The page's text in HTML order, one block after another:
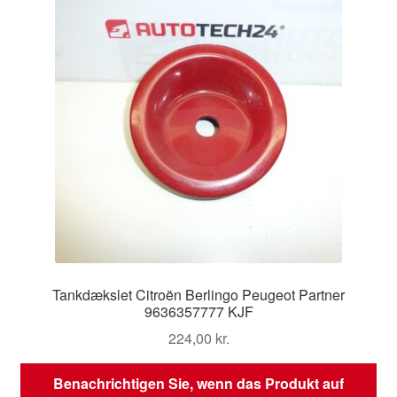
Tankdækslet Citroën Berlingo Peugeot Partner
9636357777 KJF
224,00 kr.
Benachrichtigen Sie, wenn das Produkt auf